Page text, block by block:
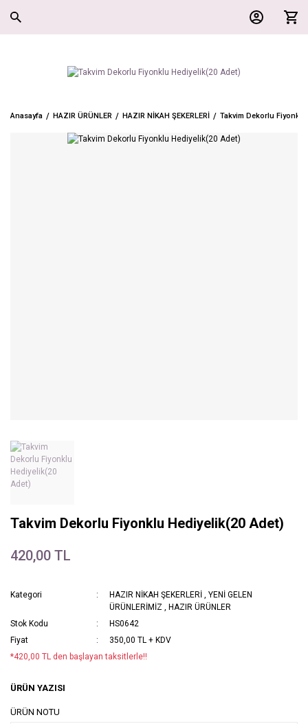
Anasayfa HAZIR ÜRÜNLER HAZIR NİKAH ŞEKERLERİ Takvim Dekorlu
Takvim Dekorlu Fiyonklu Hediyelik(20 Adet)
420,00 TL
Kategori HAZIR NİKAH ŞEKERLERİ ,YENİ GELEN
ÜRÜNLERİMİZ , HAZIR ÜRÜNLER
Stok Kodu
HS0642
Fiyat
350,00 TL + KDV
*420,00 TL den başlayan taksitlerle!!
ÜRÜN YAZISI
ÜRÜN NOTU